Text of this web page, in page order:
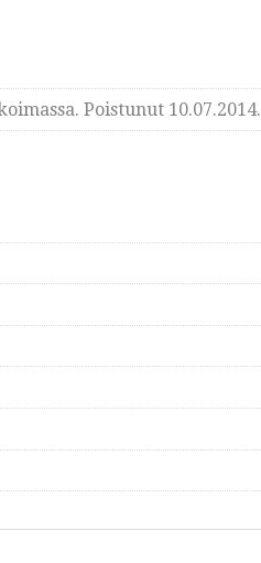
Poistunut 10.07.2014.